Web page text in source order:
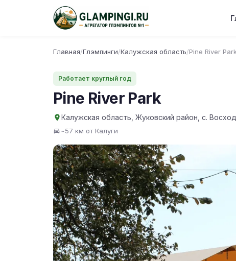
Главная/Глэмпинги/Калужская область/Pine River Park
Работает круглый год
Pine River Park
Калужская область, Жуковский район, с. Восход
~57 км от Калуги